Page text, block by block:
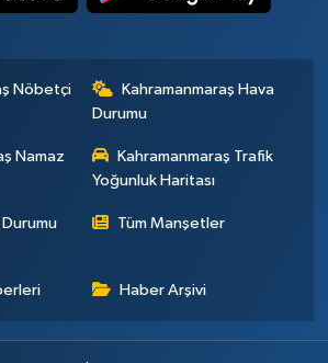
Nöbetçi
Kahramanmaraş Hava
Durumu
Namaz
Kahramanmaraş Trafik
Yoğunluk Haritası
Tüm Manşetler
Haber Arşivi